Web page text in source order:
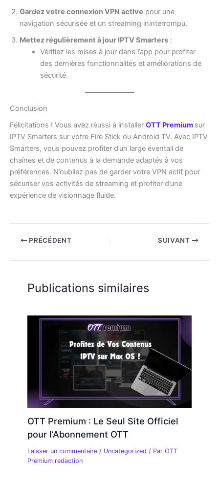
Gardez votre connexion VPN active pour une
navigation sécurisée et un streaming ininterrompu.
Mettez régulièrement à jour IPTV Smarters :
Vérifiez les mises à jour dans l’app pour profiter
des dernières fonctionnalités et améliorations de
sécurité.
Conclusion
Félicitations ! Vous avez réussi à installer OTT Premium sur
IPTV Smarters sur votre Fire Stick ou Android TV. Avec IPTV
Smarters, vous pouvez profiter d’un large éventail de
chaînes et de contenus à la demande adaptés à vos
préférences. N’oubliez pas de garder votre VPN actif pour
sécuriser vos activités de streaming et profiter d’une
expérience de visionnage fluide.
PRÉCÉDENT SUIVANT
Publications similaires
OTT Premium : Le Seul Site Officiel
pour l’Abonnement OTT
Laisser un commentaire / Uncategorized / ParOTT
Premium redaction